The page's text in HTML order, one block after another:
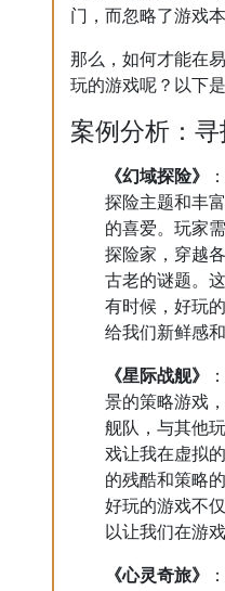
门，而忽略了游戏
那么，如何才能在
玩的游戏呢？以下
案例分析：
《幻域探险》
探险主题和丰
的喜爱。玩家
探险家，穿越
古老的谜题。
有时候，好玩
给我们新鲜感
《星际战舰》
景的策略游戏
舰队，与其他
戏让我在虚拟
的残酷和策略
好玩的游戏不
以让我们在游
《心灵奇旅》